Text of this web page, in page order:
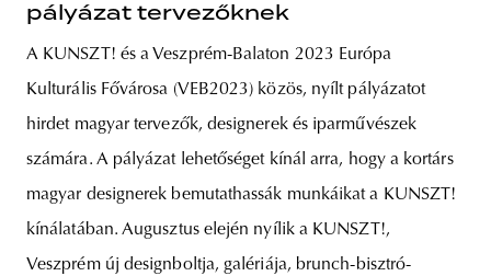
pályázat tervezőknek
A KUNSZT! és a Veszprém-Balaton 2023 Európa
Kulturális Fővárosa (VEB2023) közös, nyílt pályázatot
hirdet magyar tervezők, designerek és iparművészek
számára. A pályázat lehetőséget kínál arra, hogy a kortárs
magyar designerek bemutathassák munkáikat a KUNSZT!
kínálatában. Augusztus elején nyílik a KUNSZT!,
Veszprém új designboltja, galériája, brunch-bisztró-